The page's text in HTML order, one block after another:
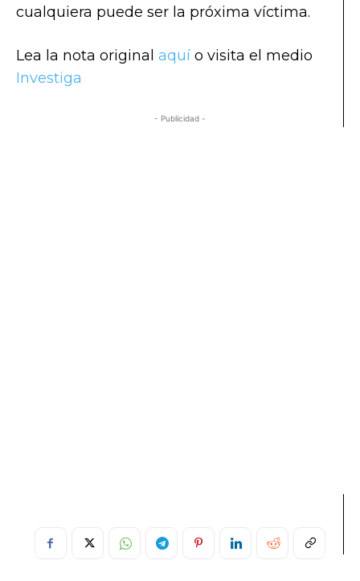
cualquiera puede ser la próxima víctima.
Lea la nota original aquí o visita el medio
Investiga
- Publicidad -